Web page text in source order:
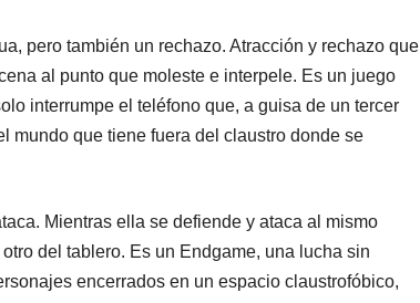
pero también un rechazo. Atracción y rechazo que
al punto que moleste e interpele. Es un juego
interrumpe el teléfono que, a guisa de un tercer
mundo que tiene fuera del claustro donde se
Mientras ella se defiende y ataca al mismo
del tablero. Es un Endgame, una lucha sin
encerrados en un espacio claustrofóbico,